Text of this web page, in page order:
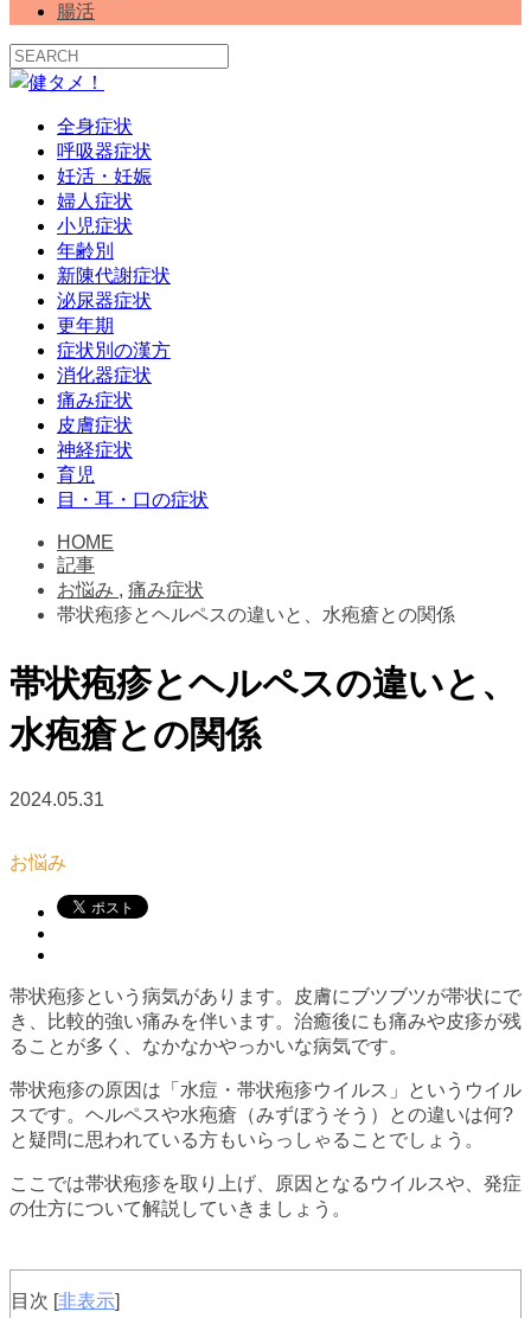
腸活
全身症状
呼吸器症状
妊活・妊娠
婦人症状
小児症状
年齢別
新陳代謝症状
泌尿器症状
更年期
症状別の漢方
消化器症状
痛み症状
皮膚症状
神経症状
育児
目・耳・口の症状
HOME
記事
お悩み , 痛み症状
帯状疱疹とヘルペスの違いと、水疱瘡との関係
帯状疱疹とヘルペスの違いと、
水疱瘡との関係
2024.05.31
お悩み
帯状疱疹という病気があります。皮膚にブツブツが帯状にで
き、比較的強い痛みを伴います。治癒後にも痛みや皮疹が残
ることが多く、なかなかやっかいな病気です。
帯状疱疹の原因は「水痘・帯状疱疹ウイルス」というウイル
スです。ヘルペスや水疱瘡（みずぼうそう）との違いは何?
と疑問に思われている方もいらっしゃることでしょう。
ここでは帯状疱疹を取り上げ、原因となるウイルスや、発症
の仕方について解説していきましょう。
目次 [非表示]